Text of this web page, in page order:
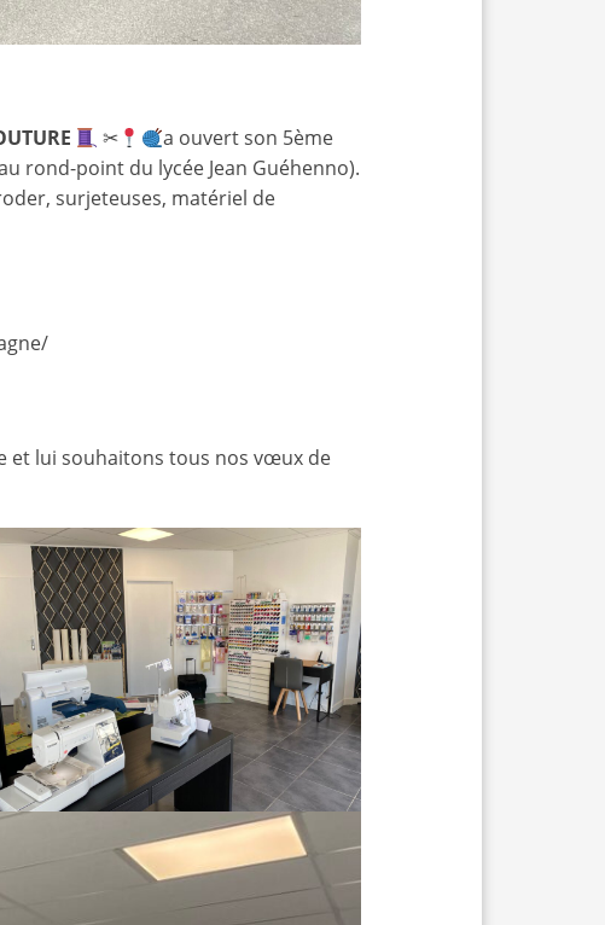
✂
a ouvert son 5ème
rond-point du lycée Jean Guéhenno).
surjeteuses, matériel de
et lui souhaitons tous nos vœux de